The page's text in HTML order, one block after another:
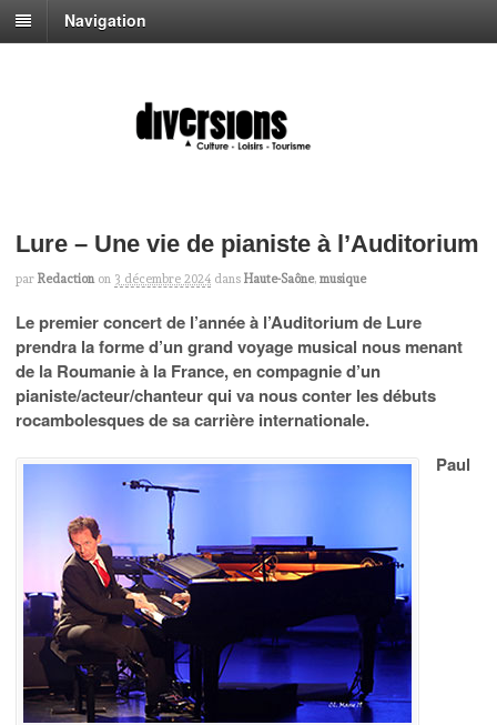
Navigation
Lure – Une vie de pianiste à l’Auditorium
par Redaction on 3 décembre 2024 dans Haute-Saône, musique
Le premier concert de l’année à l’Auditorium de Lure
prendra la forme d’un grand voyage musical nous menant
de la Roumanie à la France, en compagnie d’un
pianiste/acteur/chanteur qui va nous conter les débuts
rocambolesques de sa carrière internationale.
Paul